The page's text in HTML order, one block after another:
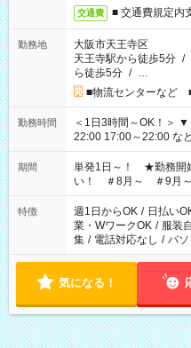
交通費 ■ 交通費規定内
勤務地
大阪市天王寺区
天王寺駅から徒歩5分 /
ら徒歩5分 / …
■物流センターなど
勤務時間
＜1日3時間～OK！＞ ▼ 例えば… ▼ 15:00～18:00 15:00～
22:00 17:00～22:00 など こちら以外の時間もお気軽にご相
ださい！
期間
単発1日～！ ★勤務開
い！ ＃8月～ ＃9月～
特徴 週1日からOK / 日払い
業・WワークOK / 服装
集 / 電話対応なし / パ
気になる！